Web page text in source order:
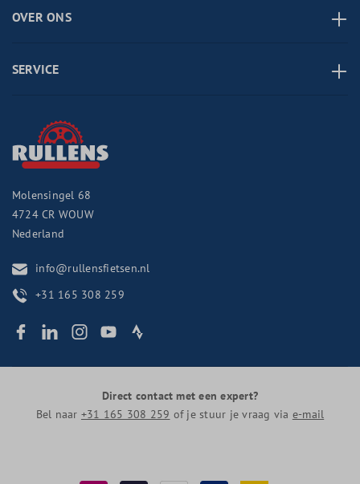
OVER ONS
SERVICE
Molensingel 68
4724 CR WOUW
Nederland
info@rullensfietsen.nl
+31 165 308 259
Direct contact met een expert?
Bel naar +31 165 308 259 of je stuur je vraag via e-mail